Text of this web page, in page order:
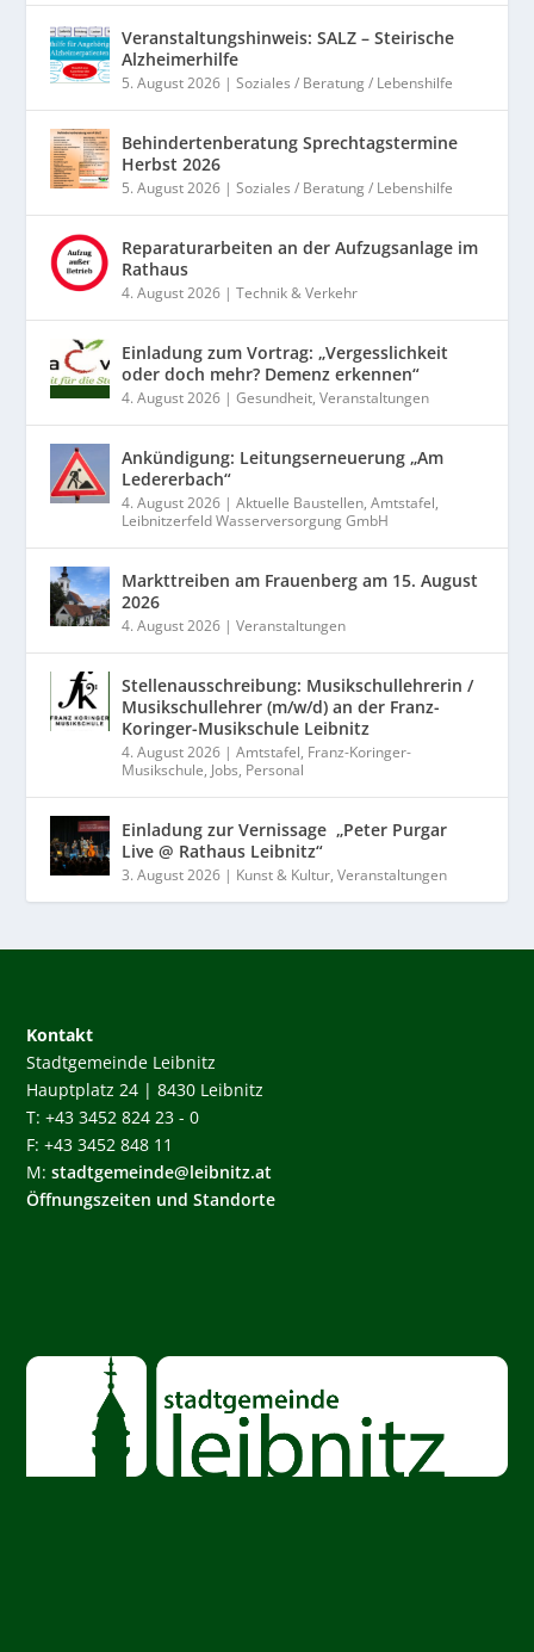
Veranstaltungshinweis: SALZ – Steirische
Alzheimerhilfe
5. August 2026 |Soziales / Beratung / Lebenshilfe
Behindertenberatung Sprechtagstermine
Herbst 2026
5. August 2026 |Soziales / Beratung / Lebenshilfe
Reparaturarbeiten an der Aufzugsanlage im
Rathaus
4. August 2026 |Technik & Verkehr
Einladung zum Vortrag: „Vergesslichkeit
oder doch mehr? Demenz erkennen“
4. August 2026 |Gesundheit,Veranstaltungen
Ankündigung: Leitungserneuerung „Am
Ledererbach“
4. August 2026 |Aktuelle Baustellen,Amtstafel,
Leibnitzerfeld Wasserversorgung GmbH
Markttreiben am Frauenberg am 15. August
2026
4. August 2026 |Veranstaltungen
Stellenausschreibung: Musikschullehrerin /
Musikschullehrer (m/w/d) an der Franz-
Koringer-Musikschule Leibnitz
4. August 2026 |Amtstafel, Franz-Koringer-
Musikschule, Jobs, Personal
Einladung zur Vernissage „Peter Purgar
Live @ Rathaus Leibnitz“
3. August 2026 | Kunst & Kultur,Veranstaltungen
Kontakt
Stadtgemeinde Leibnitz
Hauptplatz 24 | 8430 Leibnitz
T: +43 3452 824 23 - 0
F: +43 3452 848 11
M:stadtgemeinde@leibnitz.at
Öffnungszeiten und Standorte